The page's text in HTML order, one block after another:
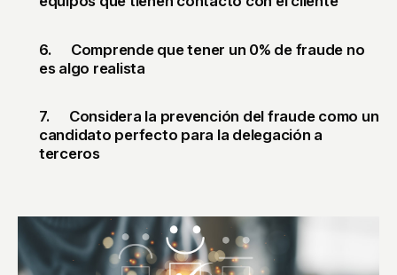
6. Comprende que tener un 0% de fraude no
es algo realista
7. Considera la prevención del fraude como un
candidato perfecto para la delegación a
terceros